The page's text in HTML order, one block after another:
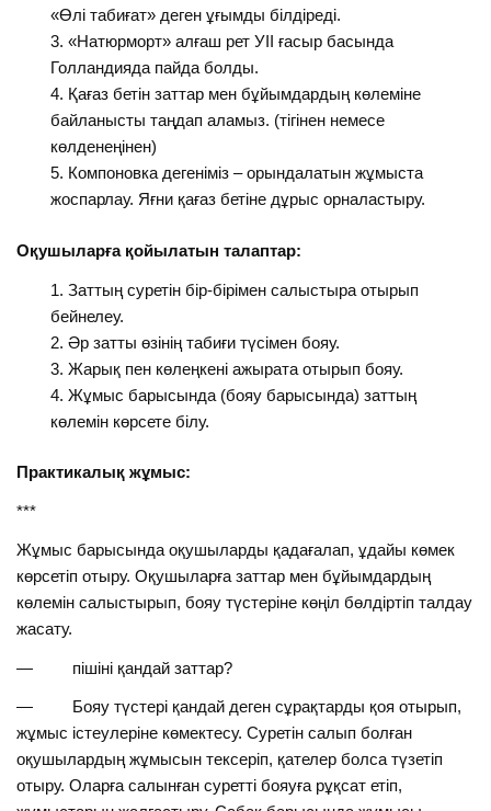
«Өлі табиғат» деген ұғымды білдіреді.
«Натюрморт» алғаш рет УІІ ғасыр басында
Голландияда пайда болды.
Қағаз бетін заттар мен бұйымдардың көлеміне
байланысты таңдап аламыз. (тігінен немесе
көлденеңінен)
Компоновка дегеніміз – орындалатын жұмыста
жоспарлау. Яғни қағаз бетіне дұрыс орналастыру.
Оқушыларға қойылатын талаптар:
Заттың суретін бір-бірімен салыстыра отырып
бейнелеу.
Әр затты өзінің табиғи түсімен бояу.
Жарық пен көлеңкені ажырата отырып бояу.
Жұмыс барысында (бояу барысында) заттың
көлемін көрсете білу.
Практикалық жұмыс:
***
Жұмыс барысында оқушыларды қадағалап, ұдайы көмек
көрсетіп отыру. Оқушыларға заттар мен бұйымдардың
көлемін салыстырып, бояу түстеріне көңіл бөлдіртіп талдау
жасату.
— пішіні қандай заттар?
— Бояу түстері қандай деген сұрақтарды қоя отырып,
жұмыс істеулеріне көмектесу. Суретін салып болған
оқушылардың жұмысын тексеріп, қателер болса түзетіп
отыру. Оларға салынған суретті бояуға рұқсат етіп,